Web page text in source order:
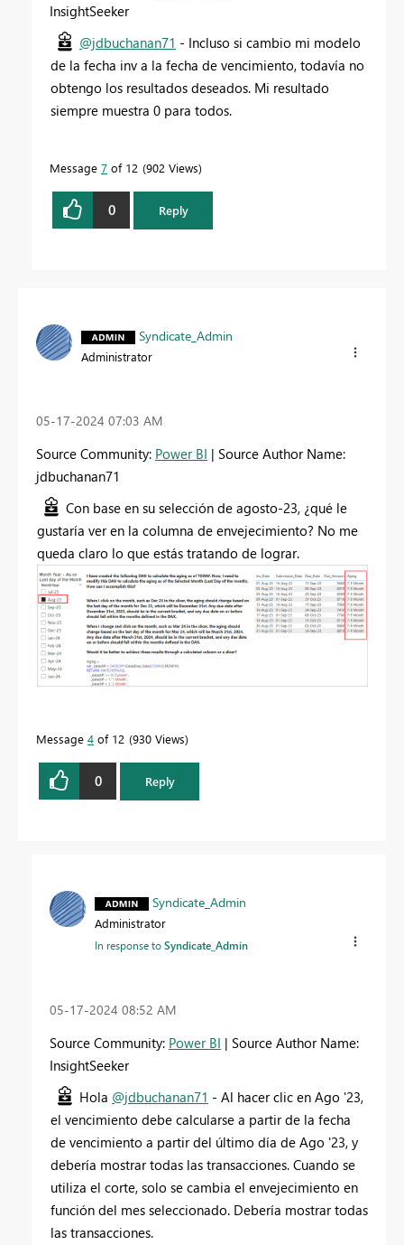
InsightSeeker
@jdbuchanan71 - Incluso si cambio mi modelo
de la fecha inv a la fecha de vencimiento, todavía no
obtengo los resultados deseados. Mi resultado
siempre muestra 0 para todos.
Message 7 of 12 902 Views
0 Reply
Syndicate_Admin
Administrator
‎05-17-2024 07:03 AM
Source Community: Power BI | Source Author Name:
jdbuchanan71
Con base en su selección de agosto-23, ¿qué le
gustaría ver en la columna de envejecimiento? No me
queda claro lo que estás tratando de lograr.
Message 4 of 12 930 Views
0 Reply
Syndicate_Admin
Administrator
In response toSyndicate_Admin
‎05-17-2024 08:52 AM
Source Community: Power BI | Source Author Name:
InsightSeeker
Hola @jdbuchanan71 - Al hacer clic en Ago '23,
el vencimiento debe calcularse a partir de la fecha
de vencimiento a partir del último día de Ago '23, y
debería mostrar todas las transacciones. Cuando se
utiliza el corte, solo se cambia el envejecimiento en
función del mes seleccionado. Debería mostrar todas
las transacciones.